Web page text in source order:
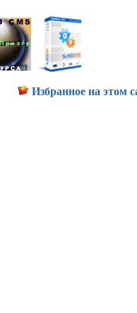
Избранное на этом